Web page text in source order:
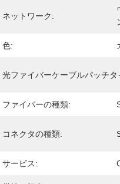
ネットワーク:
色:
光ファイバーケーブルパッチタ
ファイバーの種類:
コネクタの種類:
サービス: